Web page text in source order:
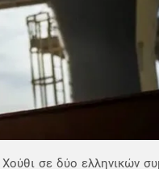
Χούθι σε δύο ελληνικών